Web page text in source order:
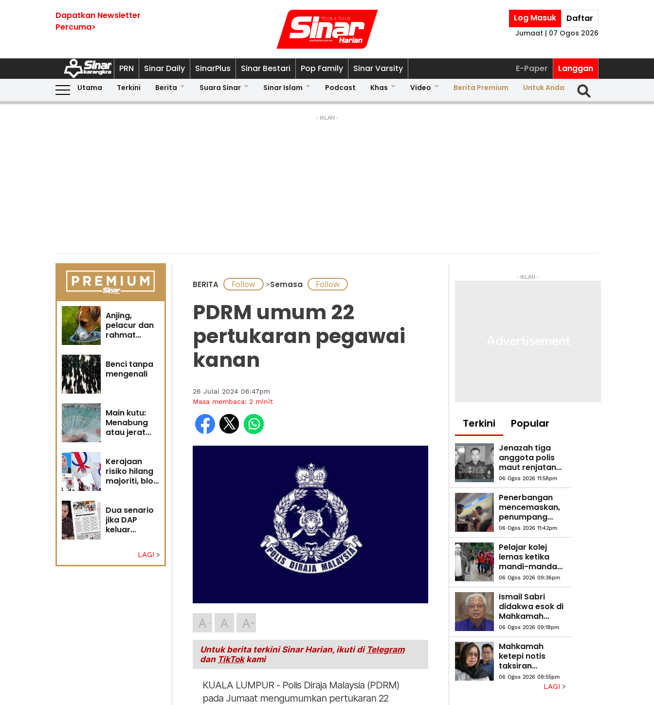
Dapatkan Newsletter
Percuma>
Log Masuk Daftar
Jumaat | 07 Ogos 2026
PRN Sinar Daily SinarPlus Sinar Bestari Pop Family Sinar Varsity E-Paper Langgan
Utama Terkini Berita Suara Sinar Sinar Islam Podcast Khas Video Berita Premium Untuk Anda
- IKLAN -
Anjing,
pelacur dan
rahmat
Benci tanpa
mengenali
Main kutu:
Menabung
atau jerat
Kerajaan
risiko hilang
majoriti, blok
semula
Dua senario
jika DAP
keluar
LAGI
BERITA >Semasa
PDRM umum 22
pertukaran pegawai
kanan
26 Julai 2024 06:47pm
Masa membaca: 2 minit
A A A
Untuk berita terkini Sinar Harian, ikuti di Telegram
dan TikTokkami
KUALA LUMPUR - Polis Diraja Malaysia (PDRM)
pada Jumaat mengumumkan pertukaran 22
- IKLAN -
Terkini Popular
Jenazah tiga
anggota polis
maut renjatan
elektrik akan
dibawa pulang
ke kampung
halaman
06 Ogos 2026 11:58pm
Penerbangan
mencemaskan,
penumpang
didakwa cuba
buka pintu
kecemasan
06 Ogos 2026 11:42pm
Pelajar kolej
lemas ketika
mandi-manda
bersama
sembilan rakan
06 Ogos 2026 09:36pm
Ismail Sabri
didakwa esok di
Mahkamah
Sesyen Kuala
Lumpur
06 Ogos 2026 09:18pm
Mahkamah
ketepi notis
taksiran
tambahan cukai
RM313.8 juta
06 Ogos 2026 08:55pm
LAGI